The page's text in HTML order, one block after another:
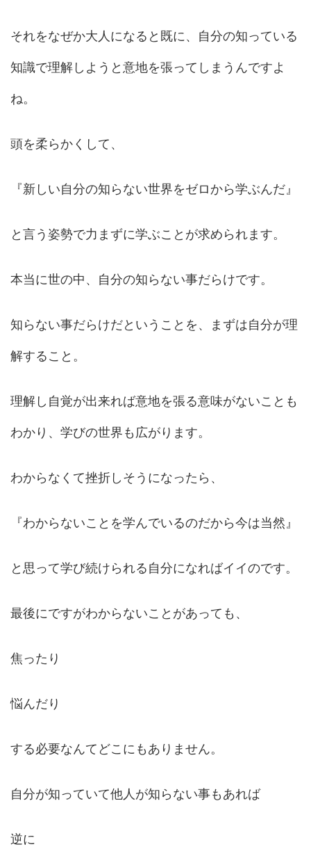
それをなぜか大人になると既に、自分の知っている
知識で理解しようと意地を張ってしまうんですよ
ね。
頭を柔らかくして、
『新しい自分の知らない世界をゼロから学ぶんだ』
と言う姿勢で力まずに学ぶことが求められます。
本当に世の中、自分の知らない事だらけです。
知らない事だらけだということを、まずは自分が理
解すること。
理解し自覚が出来れば意地を張る意味がないことも
わかり、学びの世界も広がります。
わからなくて挫折しそうになったら、
『わからないことを学んでいるのだから今は当然』
と思って学び続けられる自分になればイイのです。
最後にですがわからないことがあっても、
焦ったり
悩んだり
する必要なんてどこにもありません。
自分が知っていて他人が知らない事もあれば
逆に